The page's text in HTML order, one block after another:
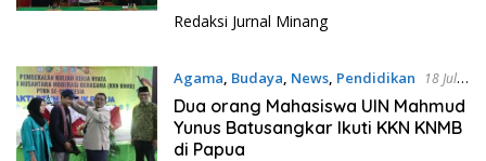
Redaksi Jurnal Minang
Agama, Budaya, News, Pendidikan
18 Juli
2022
Dua orang Mahasiswa UIN Mahmud
Yunus Batusangkar Ikuti KKN KNMB
di Papua